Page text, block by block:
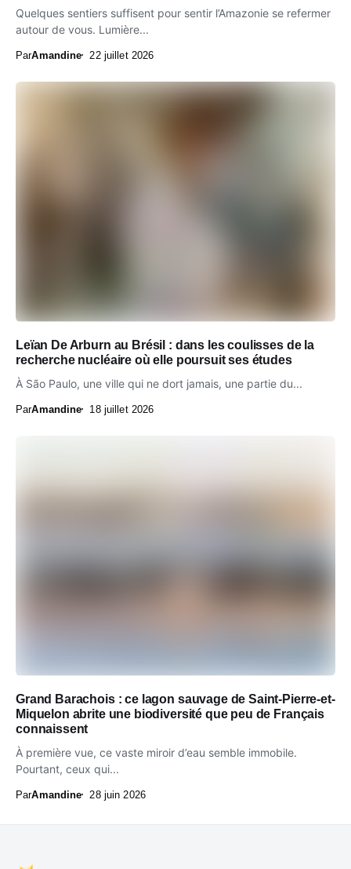
Quelques sentiers suffisent pour sentir l’Amazonie se refermer
autour de vous. Lumière...
ParAmandine 22 juillet 2026
Leïan De Arburn au Brésil : dans les coulisses de la
recherche nucléaire où elle poursuit ses études
À São Paulo, une ville qui ne dort jamais, une partie du...
ParAmandine 18 juillet 2026
Grand Barachois : ce lagon sauvage de Saint-Pierre-et-
Miquelon abrite une biodiversité que peu de Français
connaissent
À première vue, ce vaste miroir d’eau semble immobile.
Pourtant, ceux qui...
ParAmandine 28 juin 2026